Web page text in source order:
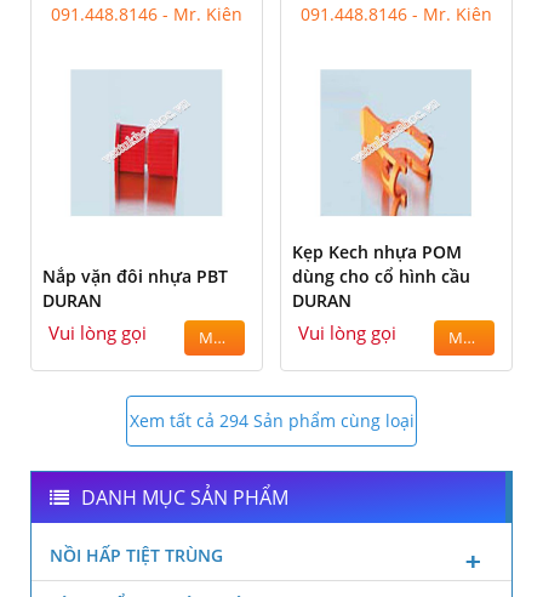
091.448.8146 - Mr. Kiên
Nắp vặn đôi nhựa PBT
DURAN
Vui lòng gọi MUA
091.448.8146 - Mr. Kiên
Kẹp Kech nhựa POM
dùng cho cổ hình cầu
DURAN
Vui lòng gọi MUA
Xem tất cả 294 Sản phẩm cùng loại
DANH MỤC SẢN PHẨM
NỒI HẤP TIỆT TRÙNG